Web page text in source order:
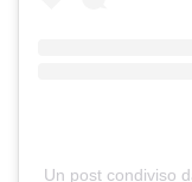
Un post condiviso